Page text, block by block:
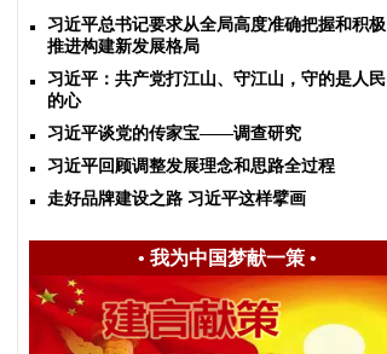
习近平总书记要求从全局高度准确把握和积极
推进构建新发展格局
习近平：共产党打江山、守江山，守的是人民
的心
习近平谈党的传家宝——调查研究
习近平回顾调整发展理念和思路全过程
走好品牌建设之路 习近平这样擘画
• 我为中国梦献一策•